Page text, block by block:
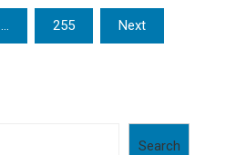
… 255 Next
Search